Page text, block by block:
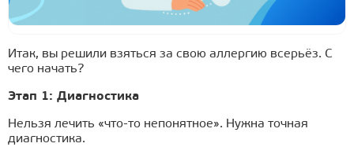
Итак, вы решили взяться за свою аллергию всерьёз. С
чего начать?
Этап 1: Диагностика
Нельзя лечить «что-то непонятное». Нужна точная
диагностика.